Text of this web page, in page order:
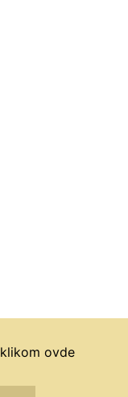
klikom ovde